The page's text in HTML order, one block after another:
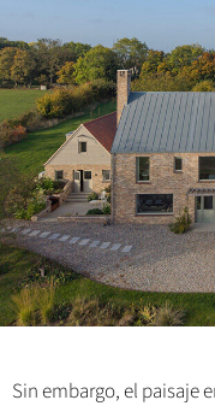
Sin embargo, el paisaje